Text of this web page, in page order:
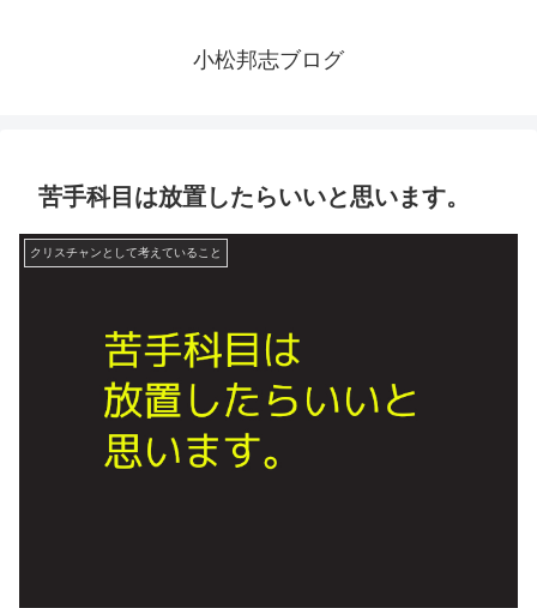
小松邦志ブログ
苦手科目は放置したらいいと思います。
クリスチャンとして考えていること